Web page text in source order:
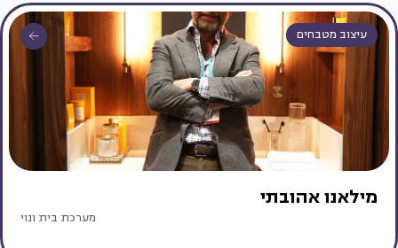
עיצוב מטבחים
מילאנו אהובתי
מערכת בית ונוי